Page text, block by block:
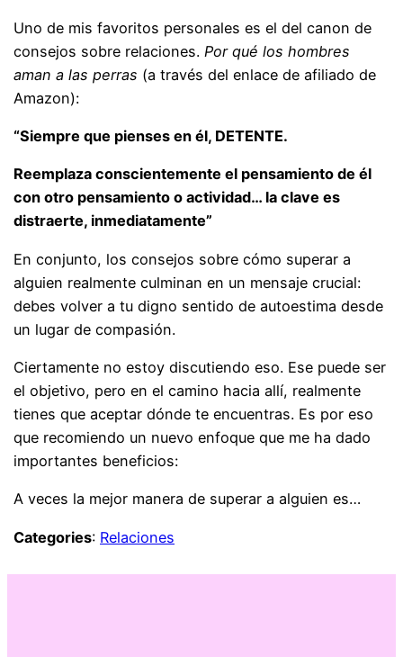
Uno de mis favoritos personales es el del canon de
consejos sobre relaciones. Por qué los hombres
aman a las perras (a través del enlace de afiliado de
Amazon):
“Siempre que pienses en él, DETENTE.
Reemplaza conscientemente el pensamiento de él
con otro pensamiento o actividad… la clave es
distraerte, inmediatamente”
En conjunto, los consejos sobre cómo superar a
alguien realmente culminan en un mensaje crucial:
debes volver a tu digno sentido de autoestima desde
un lugar de compasión.
Ciertamente no estoy discutiendo eso. Ese puede ser
el objetivo, pero en el camino hacia allí, realmente
tienes que aceptar dónde te encuentras. Es por eso
que recomiendo un nuevo enfoque que me ha dado
importantes beneficios:
A veces la mejor manera de superar a alguien es…
Categories: Relaciones